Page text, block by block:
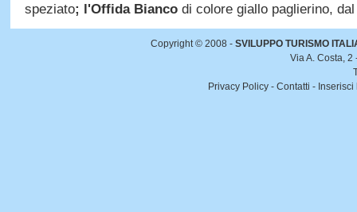
speziato; l'Offida Bianco di colore giallo paglierino,
Copyright © 2008 - SVILUPPO TURISMO
Via A. Costa,
Privacy Policy - Contatti -